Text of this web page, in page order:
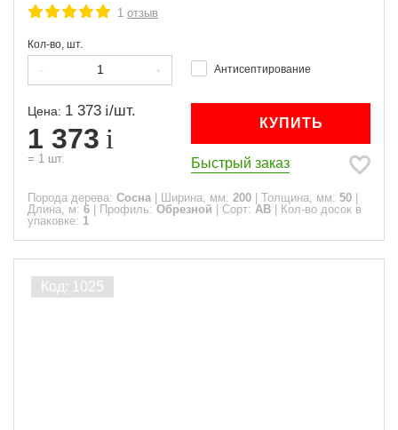
1 отзыв
Кол-во, шт.
Антисептирование
Цена: 1 373 /шт.
1 373
= 1 шт.
КУПИТЬ
Быстрый заказ
Порода дерева: Сосна Ширина, мм: 200 Толщина, мм: 50
Длина, м: 6 Профиль: Обрезной Сорт: АВ
Кол-во досок в
упаковке: 1